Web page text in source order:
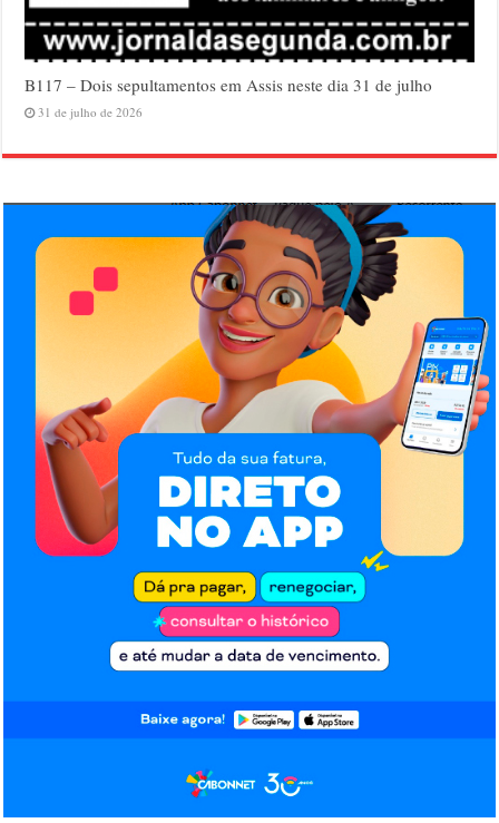
B117 – Dois sepultamentos em Assis neste dia 31 de julho
31 de julho de 2026